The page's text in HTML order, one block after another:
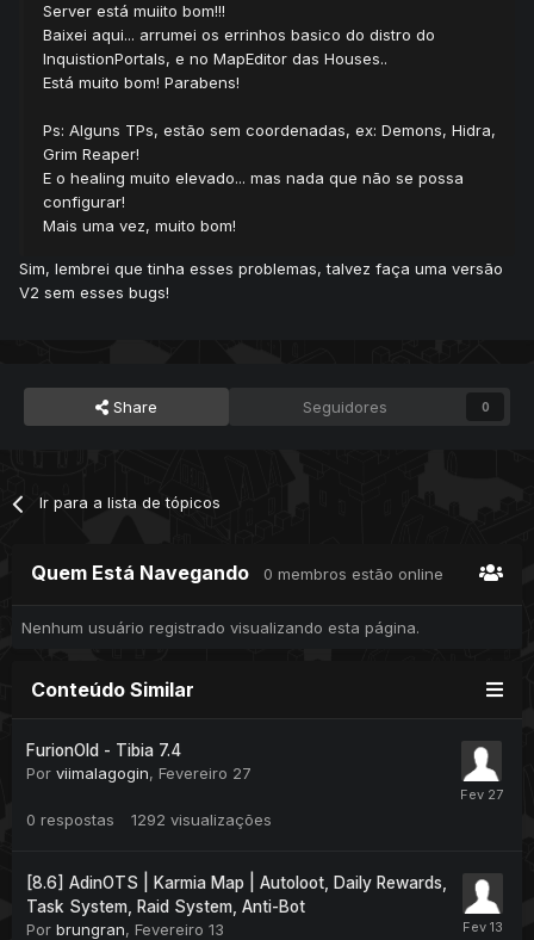
Server está muiito bom!!!
Baixei aqui... arrumei os errinhos basico do distro do
InquistionPortals, e no MapEditor das Houses..
Está muito bom! Parabens!
Ps: Alguns TPs, estão sem coordenadas, ex: Demons, Hidra,
Grim Reaper!
E o healing muito elevado... mas nada que não se possa
configurar!
Mais uma vez, muito bom!
Sim, lembrei que tinha esses problemas, talvez faça uma versão
V2 sem esses bugs!
Share Seguidores 0
Ir para a lista de tópicos
Quem Está Navegando 0 membros estão online
Nenhum usuário registrado visualizando esta página.
Conteúdo Similar
FurionOld - Tibia 7.4
Por viimalagogin, Fevereiro 27
0 respostas 1292 visualizações
[8.6] AdinOTS | Karmia Map | Autoloot, Daily Rewards,
Task System, Raid System, Anti-Bot
Por brungran, Fevereiro 13